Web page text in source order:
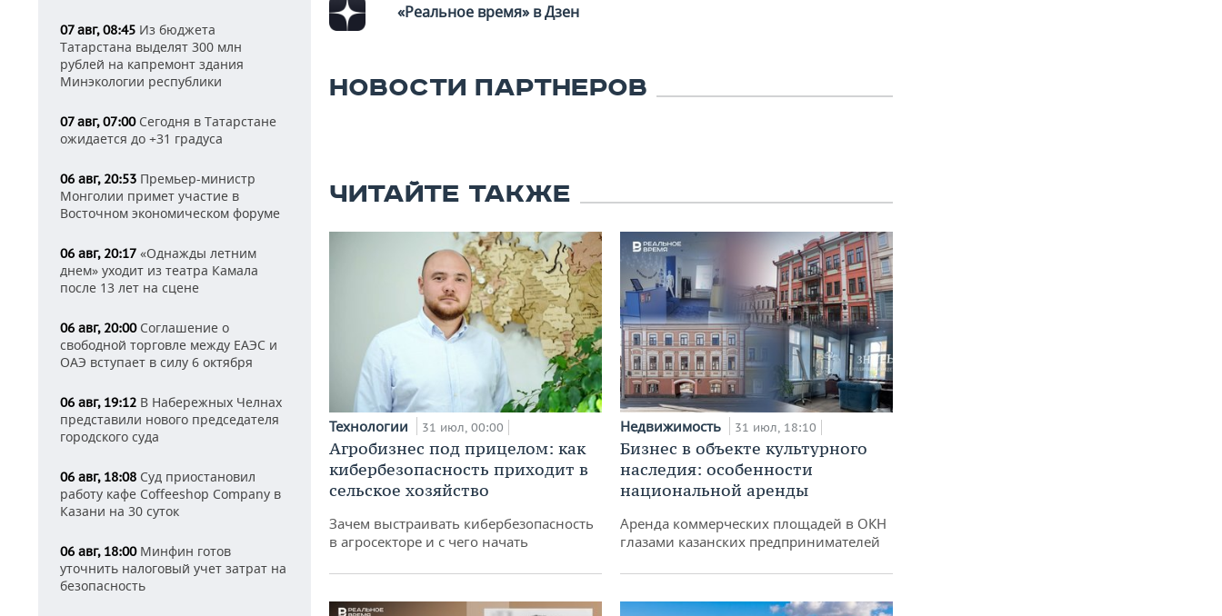
07 авг, 08:45 Из бюджета
Татарстана выделят 300 млн
рублей на капремонт здания
Минэкологии республики
07 авг, 07:00Сегодня в Татарстане
ожидается до +31 градуса
06 авг, 20:53 Премьер-министр
Монголии примет участие в
Восточном экономическом форуме
06 авг, 20:17 «Однажды летним
днем» уходит из театра Камала
после 13 лет на сцене
06 авг, 20:00Соглашение о
свободной торговле между ЕАЭС и
ОАЭ вступает в силу 6 октября
06 авг, 19:12 В Набережных Челнах
представили нового председателя
городского суда
06 авг, 18:08 Суд приостановил
работу кафе Coffeeshop Company в
Казани на 30 суток
06 авг, 18:00Минфин готов
уточнить налоговый учет затрат на
безопасность
«Реальное время» в Дзен
НОВОСТИ ПАРТНЕРОВ
ЧИТАЙТЕ ТАКЖЕ
Технологии 31 июл, 00:00
Агробизнес под прицелом: как
кибербезопасность приходит в
сельское хозяйство
Зачем выстраивать кибербезопасность
в агросекторе и с чего начать
Недвижимость 31 июл, 18:10
Бизнес в объекте культурного
наследия: особенности
национальной аренды
Аренда коммерческих площадей в ОКН
глазами казанских предпринимателей